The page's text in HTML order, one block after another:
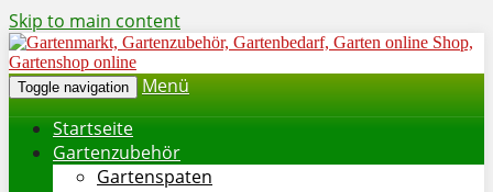
Skip to main content
Toggle navigation
Menü
Startseite
Gartenzubehör
Gartenspaten